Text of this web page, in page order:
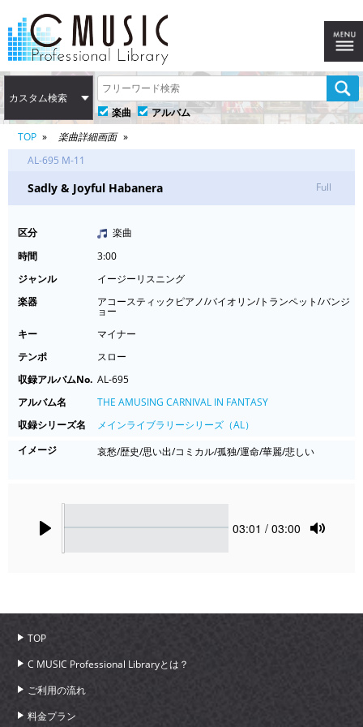
カスタム検索
楽曲
アルバム
TOP
楽曲詳細画面
AL-695 M-11
Sadly & Joyful Habanera Full
区分
楽曲
時間
3:00
ジャンル
イージーリスニング
楽器
アコースティックピアノ/バイオリン/トランペット/バンジ
ョー
キー
マイナー
テンポ
スロー
収録アルバムNo. AL-695
アルバム名
THE AMUSING CARNIVAL IN FANTASY
収録シリーズ名
メインライブラリーシリーズ（AL）
イメージ
哀愁/歴史/思い出/コミカル/孤独/運命/華麗/悲しい
Current
03:01 / 03:00
TOP
C MUSIC Professional Libraryとは？
ご利用の流れ
料金プラン